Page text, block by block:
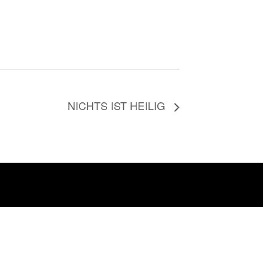
NICHTS IST HEILIG